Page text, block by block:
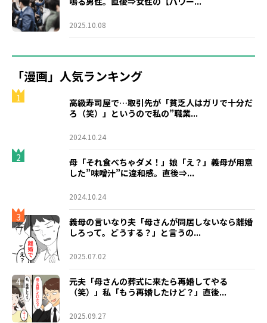
2025.10.08
「漫画」人気ランキング
1
高級寿司屋で…取引先が「貧乏人はガリで十分だ
ろ（笑）」というので私の”職業...
2024.10.24
2
母「それ食べちゃダメ！」娘「え？」義母が用意
した”味噌汁”に違和感。直後⇒...
2024.10.24
3
義母の言いなり夫「母さんが同居しないなら離婚
しろって。どうする？」と言うの...
2025.07.02
4
元夫「母さんの葬式に来たら再婚してやる
（笑）」私「もう再婚したけど？」直後...
2025.09.27